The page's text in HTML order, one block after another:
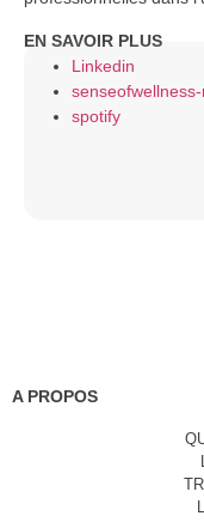
EN SAVOIR PLUS
Linkedin
spotify
A PROPOS